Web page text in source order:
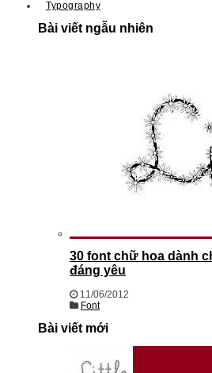
Typography
Bài viết ngẫu nhiên
30 font chữ hoa dành
đáng yêu
11/06/2012
Font
Bài viết mới